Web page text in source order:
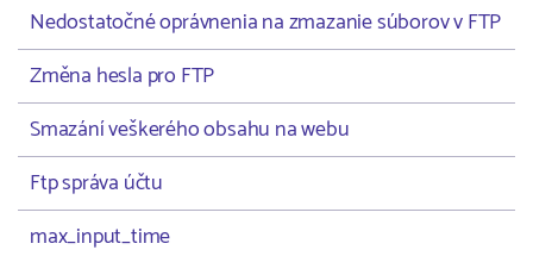
Nedostatočné oprávnenia na zmazanie súborov v FTP
Změna hesla pro FTP
Smazání veškerého obsahu na webu
Ftp správa účtu
max_input_time